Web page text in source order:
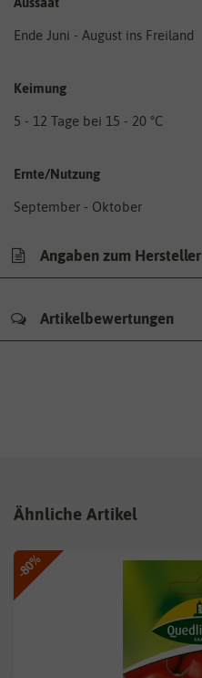
Ende Juni - August ins Freiland
Keimung
5 - 12 Tage bei 15 - 20 °C
Ernte/Nutzung
September - Oktober
Angaben zum Hersteller
Artikelbewertungen
Ähnliche Artikel
-80%